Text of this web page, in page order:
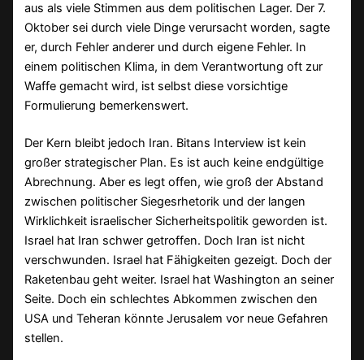
aus als viele Stimmen aus dem politischen Lager. Der 7.
Oktober sei durch viele Dinge verursacht worden, sagte
er, durch Fehler anderer und durch eigene Fehler. In
einem politischen Klima, in dem Verantwortung oft zur
Waffe gemacht wird, ist selbst diese vorsichtige
Formulierung bemerkenswert.
Der Kern bleibt jedoch Iran. Bitans Interview ist kein
großer strategischer Plan. Es ist auch keine endgültige
Abrechnung. Aber es legt offen, wie groß der Abstand
zwischen politischer Siegesrhetorik und der langen
Wirklichkeit israelischer Sicherheitspolitik geworden ist.
Israel hat Iran schwer getroffen. Doch Iran ist nicht
verschwunden. Israel hat Fähigkeiten gezeigt. Doch der
Raketenbau geht weiter. Israel hat Washington an seiner
Seite. Doch ein schlechtes Abkommen zwischen den
USA und Teheran könnte Jerusalem vor neue Gefahren
stellen.